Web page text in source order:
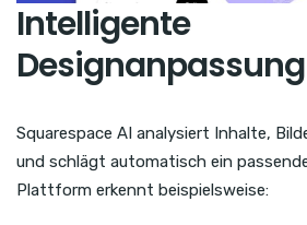
Intelligente
Designanpassung
Squarespace AI analysiert Inhalte,
und schlägt automatisch ein
Plattform erkennt beispielsweise: